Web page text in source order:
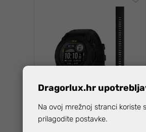
SNIZI ZA -12% UZ KOD:
Dragorlux.hr
Na ovoj mrežnoj stranci koriste
prilagodite postavke.